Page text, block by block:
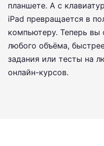
планшете. А с
iPad превращается в
компьютеру. Теперь вы
любого объёма,
задания или тесты на
онлайн-курсов.